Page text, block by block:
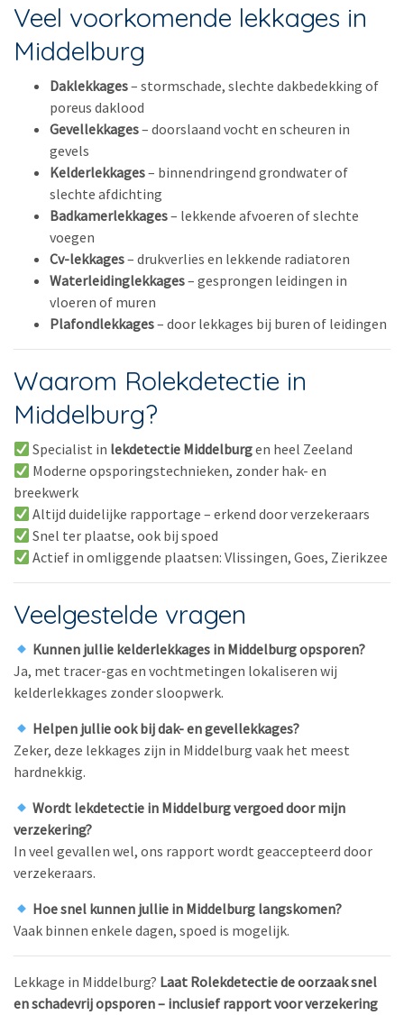
Veel voorkomende lekkages in
Middelburg
Daklekkages– stormschade, slechte dakbedekking of
poreus daklood
Gevellekkages– doorslaand vocht en scheuren in
gevels
Kelderlekkages– binnendringend grondwater of
slechte afdichting
Badkamerlekkages– lekkende afvoeren of slechte
voegen
Cv-lekkages– drukverlies en lekkende radiatoren
Waterleidinglekkages– gesprongen leidingen in
vloeren of muren
Plafondlekkages– door lekkages bij buren of leidingen
Waarom Rolekdetectie in
Middelburg?
Specialist in lekdetectie Middelburgen heel Zeeland
Moderne opsporingstechnieken, zonder hak- en
breekwerk
Altijd duidelijke rapportage – erkend door verzekeraars
Snel ter plaatse, ook bij spoed
Actief in omliggende plaatsen: Vlissingen, Goes, Zierikzee
Veelgestelde vragen
Kunnen jullie kelderlekkages in Middelburg opsporen?
Ja, met tracer-gas en vochtmetingen lokaliseren wij
kelderlekkages zonder sloopwerk.
Helpen jullie ook bij dak- en gevellekkages?
Zeker, deze lekkages zijn in Middelburg vaak het meest
hardnekkig.
Wordt lekdetectie in Middelburg vergoed door mijn
verzekering?
In veel gevallen wel, ons rapport wordt geaccepteerd door
verzekeraars.
Hoe snel kunnen jullie in Middelburg langskomen?
Vaak binnen enkele dagen, spoed is mogelijk.
Lekkage in Middelburg? Laat Rolekdetectie de oorzaak snel
en schadevrij opsporen – inclusief rapport voor verzekering